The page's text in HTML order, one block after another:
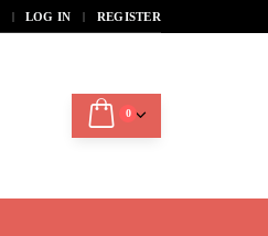
| LOG IN REGISTER
0